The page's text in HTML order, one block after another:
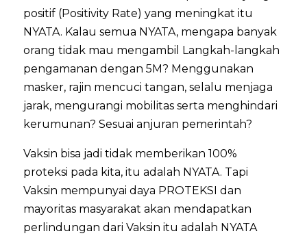
positif (Positivity Rate) yang meningkat itu
NYATA. Kalau semua NYATA, mengapa banyak
orang tidak mau mengambil Langkah-langkah
pengamanan dengan 5M? Menggunakan
masker, rajin mencuci tangan, selalu menjaga
jarak, mengurangi mobilitas serta menghindari
kerumunan? Sesuai anjuran pemerintah?
Vaksin bisa jadi tidak memberikan 100%
proteksi pada kita, itu adalah NYATA. Tapi
Vaksin mempunyai daya PROTEKSI dan
mayoritas masyarakat akan mendapatkan
perlindungan dari Vaksin itu adalah NYATA